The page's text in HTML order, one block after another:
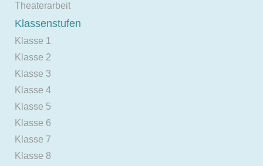
Theaterarbeit
Klassenstufen
Klasse 1
Klasse 2
Klasse 3
Klasse 4
Klasse 5
Klasse 6
Klasse 7
Klasse 8